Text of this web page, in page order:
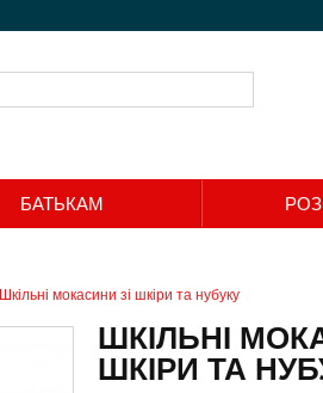
БАТЬКАМ
Шкільні мокасини зі шкіри та нубуку
ШКІЛЬНІ
ШКІРИ ТА